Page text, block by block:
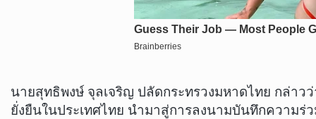
นายสุทธิพงษ์ จุลเจริญ ปลัดกระทรวงมหาดไทย กล่า
ยั่งยืนในประเทศไทย นำมาสู่การลงนามบันทึกความ